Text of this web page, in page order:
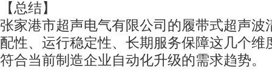
【总结】
张家港市超声电气有限公司的履带式超声波
配性、运行稳定性、长期服务保障这几个维
符合当前制造企业自动化升级的需求趋势。